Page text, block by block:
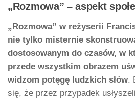
„Rozmowa” – aspekt
„Rozmowa” w reżyserii
nie tylko misternie
dostosowanym do czasów, w
przede wszystkim obrazem
widzom potęgę ludzkich słów.
się, że przez przypadek